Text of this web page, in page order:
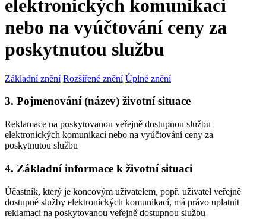
elektronických komunikací
nebo na vyúčtování ceny za
poskytnutou službu
Základní znění Rozšířené znění Úplné znění
3. Pojmenování (název) životní situace
Reklamace na poskytovanou veřejně dostupnou službu
elektronických komunikací nebo na vyúčtování ceny za
poskytnutou službu
4. Základní informace k životní situaci
Účastník, který je koncovým uživatelem, popř. uživatel veřejně
dostupné služby elektronických komunikací, má právo uplatnit
reklamaci na poskytovanou veřejně dostupnou službu